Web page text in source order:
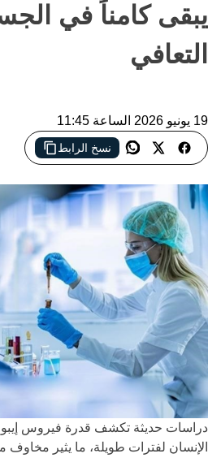
يبقى كامناً في
التعافي
19 يونيو 2026 الساعة 11:45
نسخ الرابط
دراسات حديثة تكشف قدرة فيروس
الإنسان لفترات طويلة، ما يثير مخاوف